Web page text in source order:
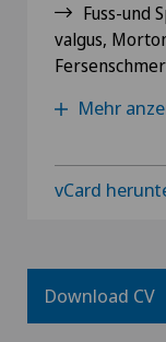
Fuss-und
valgus,
Mehr
vCard
Download CV